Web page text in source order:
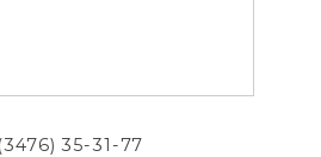
35-31-77